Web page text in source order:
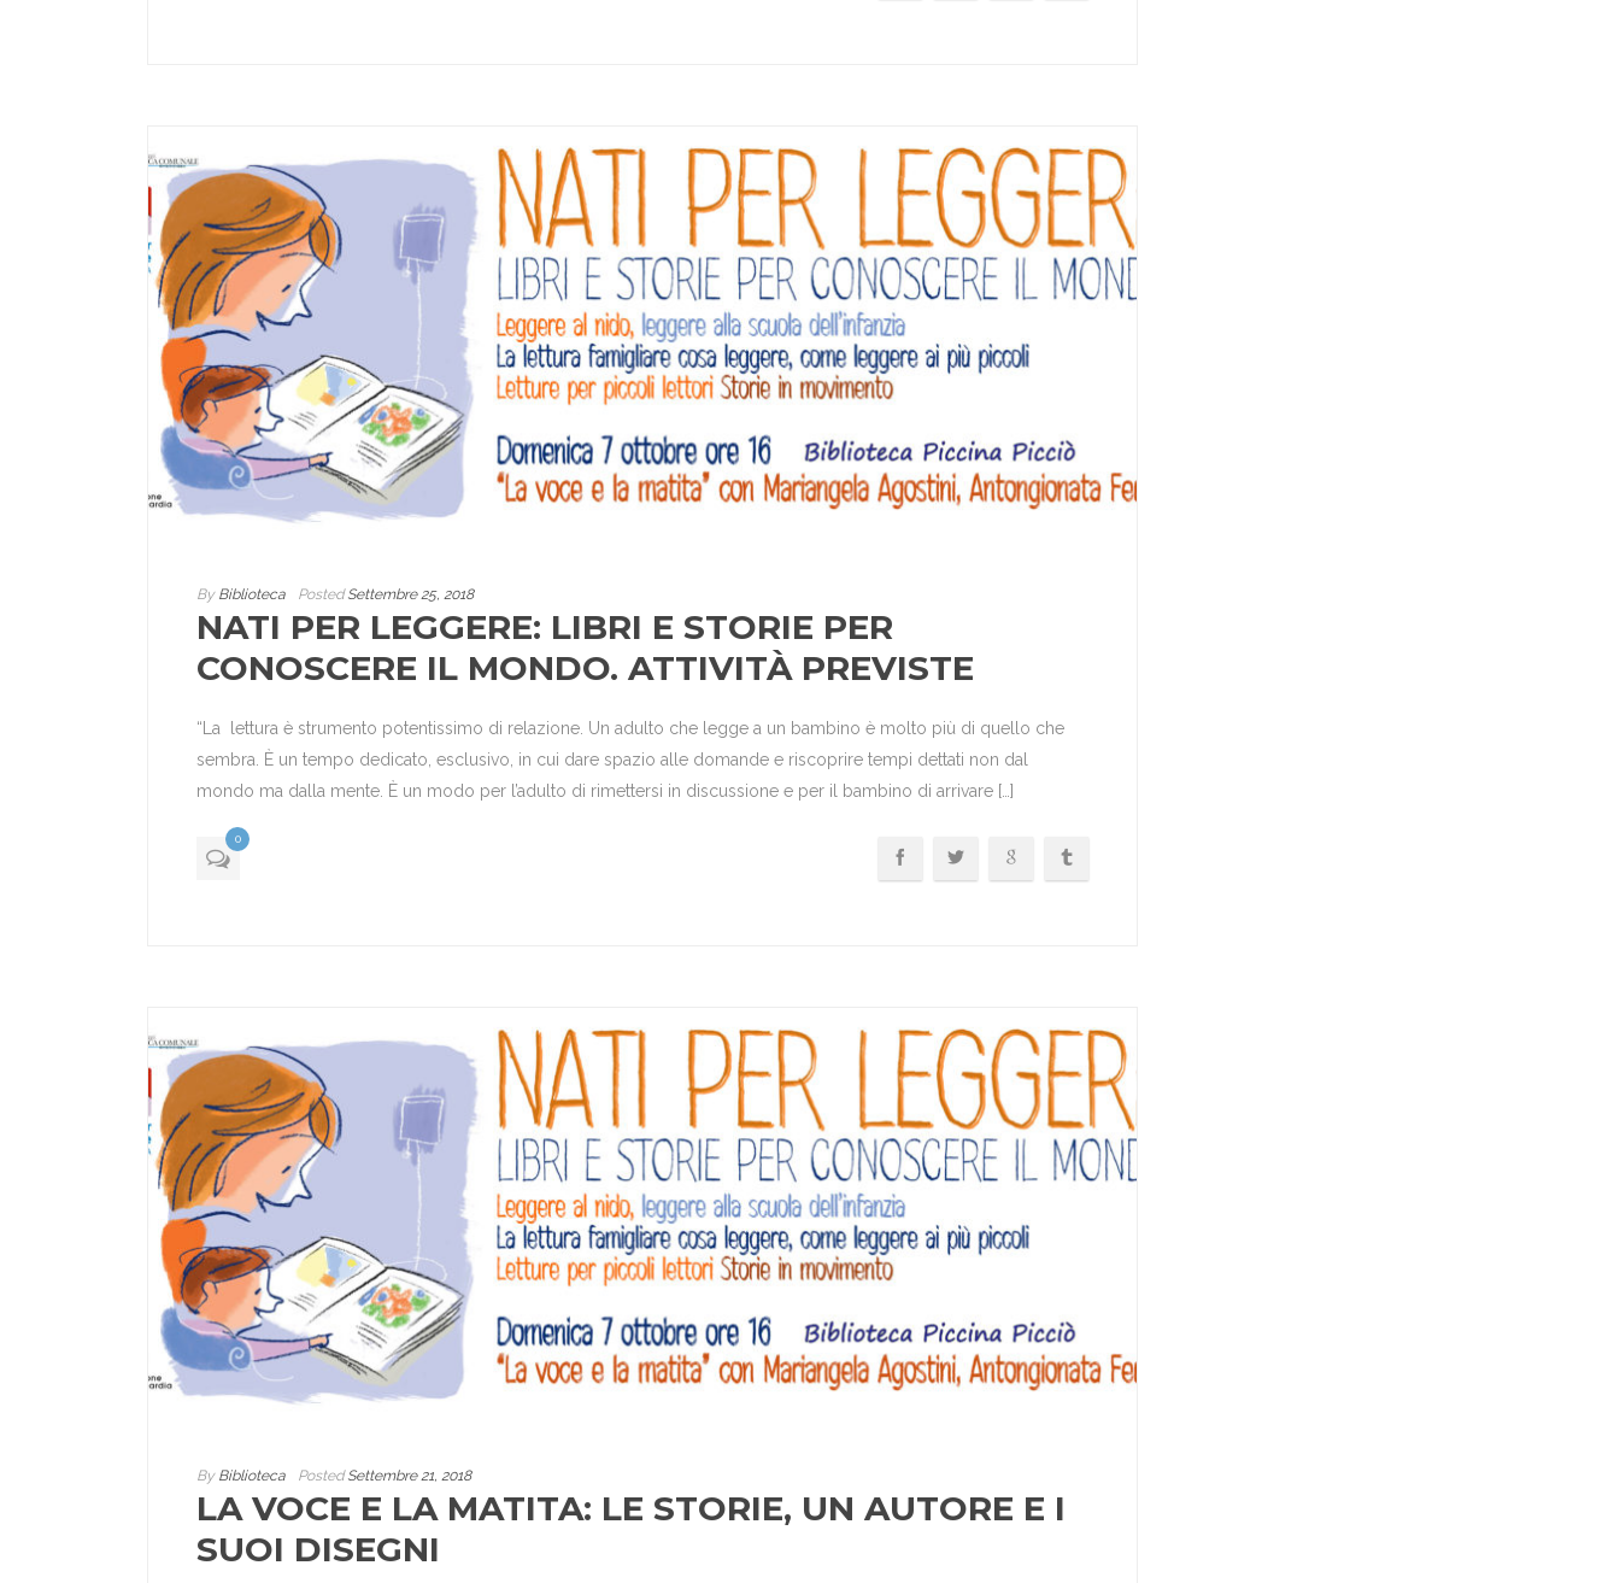
ByBiblioteca PostedSettembre 25, 2018
NATI PER LEGGERE: LIBRI E STORIE PER
CONOSCERE IL MONDO. ATTIVITÀ PREVISTE
“La lettura è strumento potentissimo di relazione. Un adulto che legge a un bambino è molto più di quello che
sembra. È un tempo dedicato, esclusivo, in cui dare spazio alle domande e riscoprire tempi dettati non dal
mondo ma dalla mente. È un modo per l’adulto di rimettersi in discussione e per il bambino di arrivare […]
0
ByBiblioteca PostedSettembre 21, 2018
LA VOCE E LA MATITA: LE STORIE, UN AUTORE E I
SUOI DISEGNI